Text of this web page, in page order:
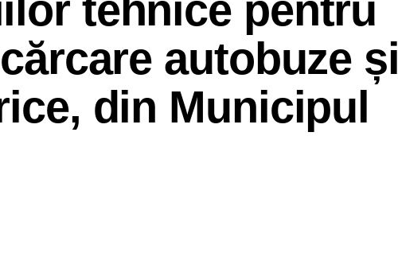
autobuze și
din Municipul